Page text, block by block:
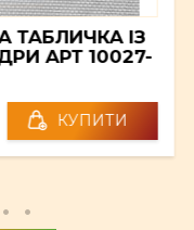
ТАБЛИЧКА ІЗ
АРТ 10027-
КУПИТИ